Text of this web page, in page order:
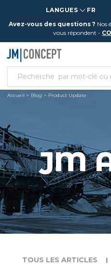
LANGUES FR
Avez-vous des questions ? Nos
vous répondent -
Accueil Blog Product Update
JM
TOUS LES ARTICLES